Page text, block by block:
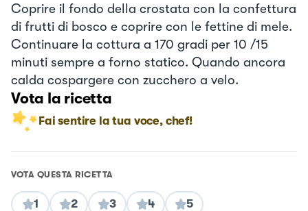
Coprire il fondo della crostata con la confettura
di frutti di bosco e coprire con le fettine di mele.
Continuare la cottura a 170 gradi per 10 /15
minuti sempre a forno statico. Quando ancora
calda cospargere con zucchero a velo.
Vota la ricetta
Fai sentire la tua voce, chef!
VOTA QUESTA RICETTA
1 2 3 4 5